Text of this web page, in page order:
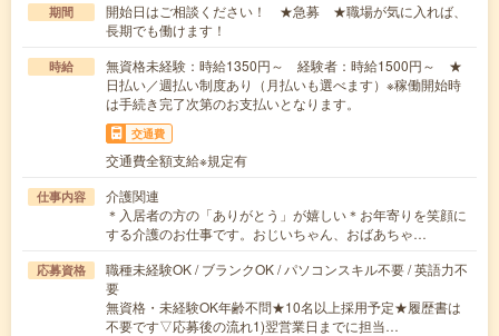
期間
開始日はご相談ください！ ★急募 ★職場が気に入れば、
長期でも働けます！
時給
無資格未経験：時給1350円～ 経験者：時給1500円～ ★
日払い／週払い制度あり（月払いも選べます）※稼働開始時
は手続き完了次第のお支払いとなります。
交通費
交通費全額支給※規定有
仕事内容
介護関連
＊入居者の方の「ありがとう」が嬉しい＊お年寄りを笑顔に
する介護のお仕事です。おじいちゃん、おばあちゃ…
応募資格
職種未経験OK / ブランクOK / パソコンスキル不要 / 英語力不
要
無資格・未経験OK年齢不問★10名以上採用予定★履歴書は
不要です▽応募後の流れ1)翌営業日までに担当…